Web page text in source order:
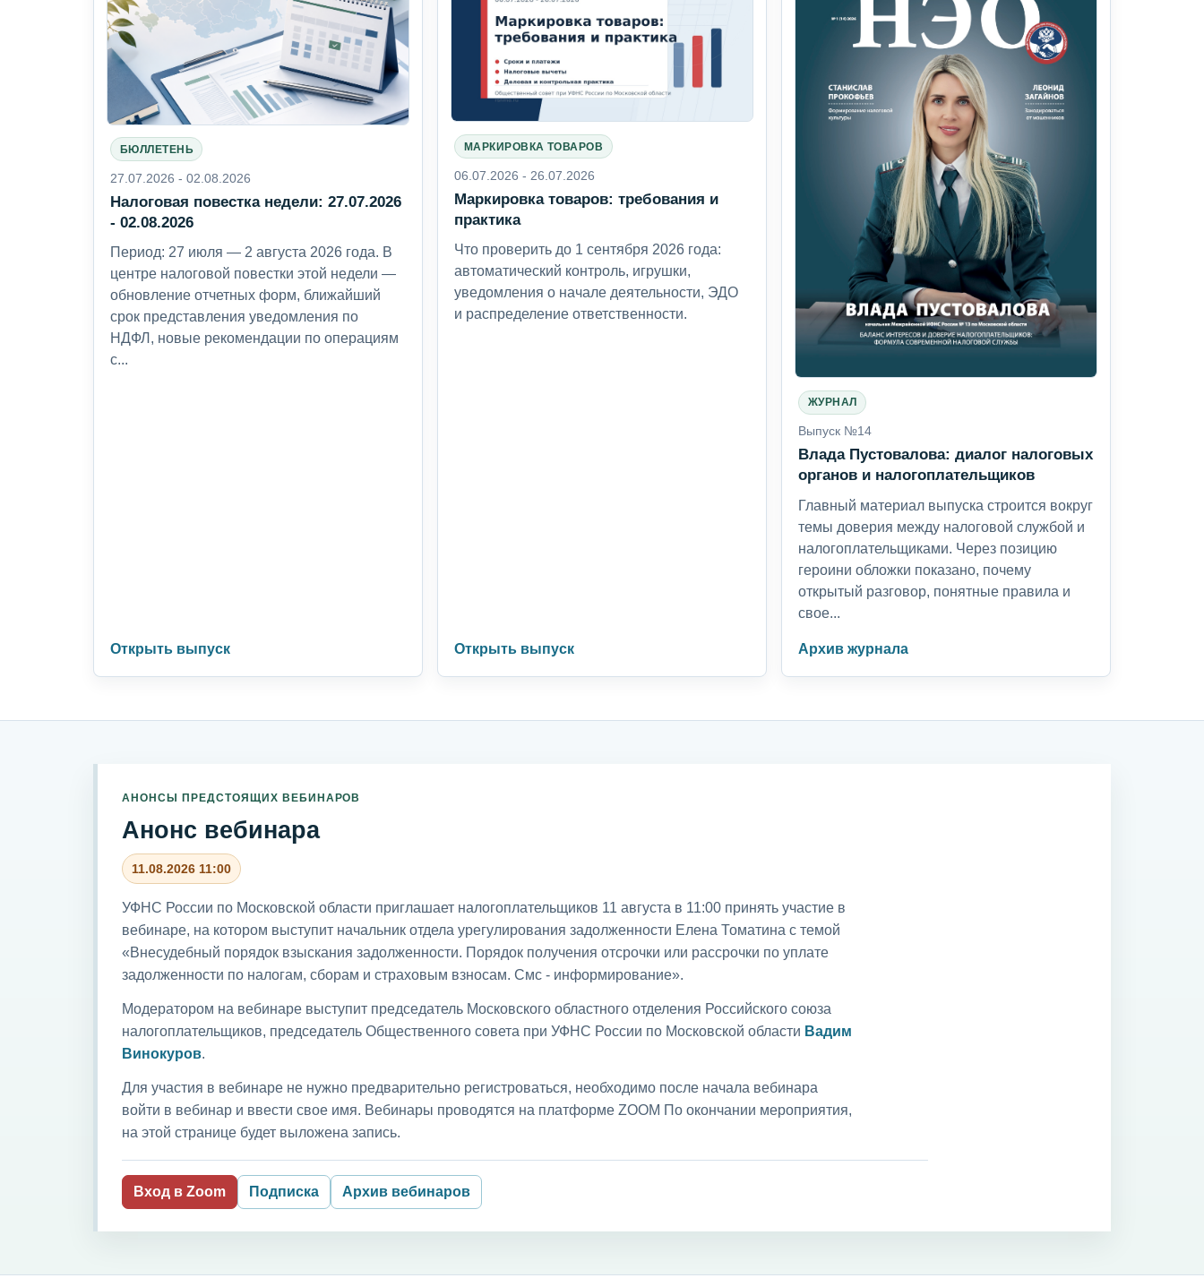
БЮЛЛЕТЕНЬ
27.07.2026 - 02.08.2026
Налоговая повестка недели: 27.07.2026
- 02.08.2026
Период: 27 июля — 2 августа 2026 года. В
центре налоговой повестки этой недели —
обновление отчетных форм, ближайший
срок представления уведомления по
НДФЛ, новые рекомендации по операциям
с...
Открыть выпуск
МАРКИРОВКА ТОВАРОВ
06.07.2026 - 26.07.2026
Маркировка товаров: требования и
практика
Что проверить до 1 сентября 2026 года:
автоматический контроль, игрушки,
уведомления о начале деятельности, ЭДО
и распределение ответственности.
Открыть выпуск
ЖУРНАЛ
Выпуск №14
Влада Пустовалова: диалог налоговых
органов и налогоплательщиков
Главный материал выпуска строится вокруг
темы доверия между налоговой службой и
налогоплательщиками. Через позицию
героини обложки показано, почему
открытый разговор, понятные правила и
свое...
Архив журнала
АНОНСЫ ПРЕДСТОЯЩИХ ВЕБИНАРОВ
Анонс вебинара
11.08.2026 11:00
УФНС России по Московской области приглашает налогоплательщиков 11 августа в 11:00 принять участие в
вебинаре, на котором выступит начальник отдела урегулирования задолженности Елена Томатина с темой
«Внесудебный порядок взыскания задолженности. Порядок получения отсрочки или рассрочки по уплате
задолженности по налогам, сборам и страховым взносам. Смс - информирование».
Модератором на вебинаре выступит председатель Московского областного отделения Российского союза
налогоплательщиков, председатель Общественного совета при УФНС России по Московской области Вадим
Винокуров.
Для участия в вебинаре не нужно предварительно регистроваться, необходимо после начала вебинара
войти в вебинар и ввести свое имя. Вебинары проводятся на платформе ZOOM По окончании мероприятия,
на этой странице будет выложена запись.
Вход в Zoom Подписка Архив вебинаров